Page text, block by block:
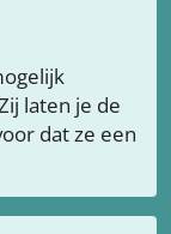
laten je de
dat ze een